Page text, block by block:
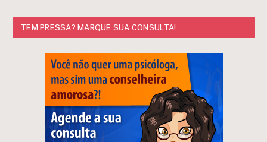
TEM PRESSA? MARQUE SUA CONSULTA!